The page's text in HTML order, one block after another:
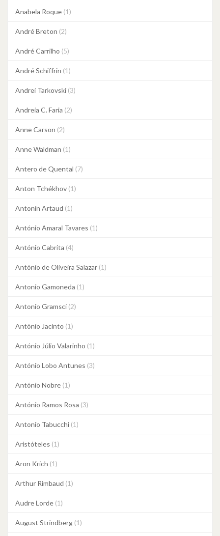
Anabela Roque (1)
André Breton (2)
André Carrilho (5)
André Schiffrin (1)
Andrei Tarkovski (3)
Andreia C. Faria (2)
Anne Carson (2)
Anne Waldman (1)
Antero de Quental (7)
Anton Tchékhov (1)
Antonin Artaud (1)
António Amaral Tavares (1)
António Cabrita (4)
António de Oliveira Salazar (1)
Antonio Gamoneda (1)
Antonio Gramsci (2)
António Jacinto (1)
António Júlio Valarinho (1)
António Lobo Antunes (3)
António Nobre (1)
António Ramos Rosa (3)
Antonio Tabucchi (1)
Aristóteles (1)
Aron Krich (1)
Arthur Rimbaud (1)
Audre Lorde (1)
August Strindberg (1)